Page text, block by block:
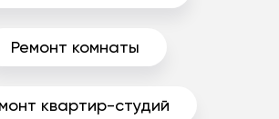
Ремонт комнаты
квартир-студий